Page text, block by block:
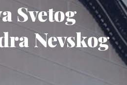
Svetog
Nevskog